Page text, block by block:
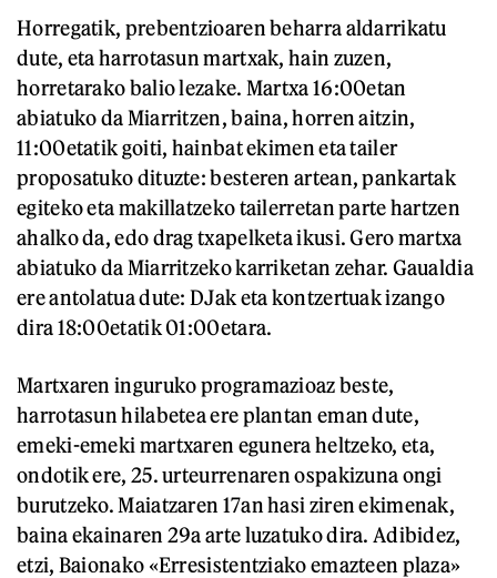
Horregatik, prebentzioaren beharra aldarrikatu
dute, eta harrotasun martxak, hain zuzen,
horretarako balio lezake. Martxa 16:00etan
abiatuko da Miarritzen, baina, horren aitzin,
11:00etatik goiti, hainbat ekimen eta tailer
proposatuko dituzte: besteren artean, pankartak
egiteko eta makillatzeko tailerretan parte hartzen
ahalko da, edo drag txapelketa ikusi. Gero martxa
abiatuko da Miarritzeko karriketan zehar. Gaualdia
ere antolatua dute: DJak eta kontzertuak izango
dira 18:00etatik 01:00etara.
Martxaren inguruko programazioaz beste,
harrotasun hilabetea ere plantan eman dute,
emeki-emeki martxaren egunera heltzeko, eta,
ondotik ere, 25. urteurrenaren ospakizuna ongi
burutzeko. Maiatzaren 17an hasi ziren ekimenak,
baina ekainaren 29a arte luzatuko dira. Adibidez,
etzi, Baionako «Erresistentziako emazteen plaza»